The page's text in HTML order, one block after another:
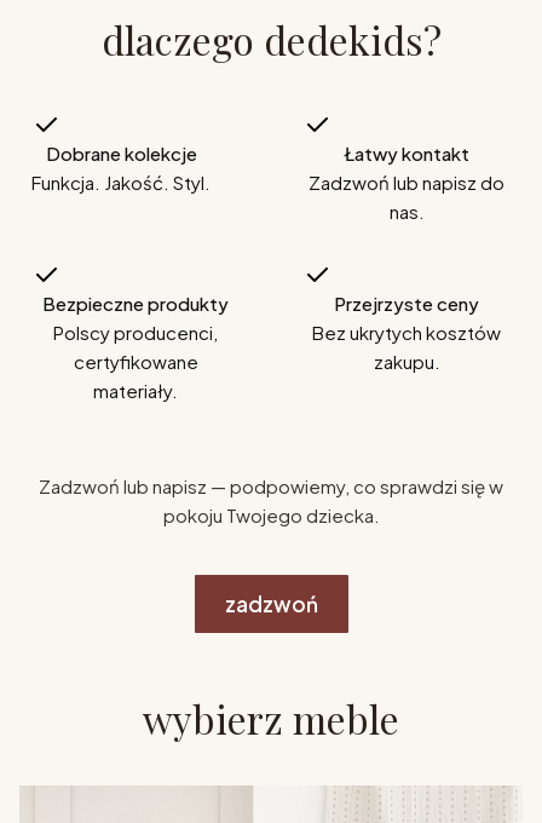
dlaczego dedekids?
Dobrane kolekcje
Funkcja. Jakość. Styl.
Łatwy kontakt
Zadzwoń lub napisz do
nas.
Bezpieczne produkty
Polscy producenci,
certyfikowane
materiały.
Przejrzyste ceny
Bez ukrytych kosztów
zakupu.
Zadzwoń lub napisz — podpowiemy, co sprawdzi się w
pokoju Twojego dziecka.
zadzwoń
wybierz meble